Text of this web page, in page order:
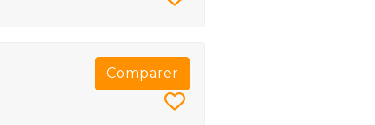
Comparer